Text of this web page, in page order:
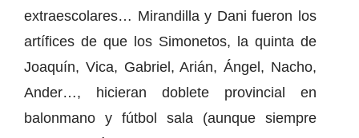
extraescolares… Mirandilla y Dani fueron los
artífices de que los Simonetos, la quinta de
Joaquín, Vica, Gabriel, Arián, Ángel, Nacho,
Ander…, hicieran doblete provincial en
balonmano y fútbol sala (aunque siempre